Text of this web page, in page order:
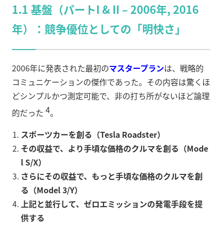
1.1 基盤（パートI & II – 2006年, 2016
年）：競争優位としての「明快さ」
2006年に発表された最初のマスタープランは、戦略的
コミュニケーションの傑作であった。その内容は驚くほ
どシンプルかつ測定可能で、非の打ち所がないほど論理
的だった 4。
スポーツカーを創る（Tesla Roadster）
その収益で、より手頃な価格のクルマを創る（Mode
l S/X）
さらにその収益で、もっと手頃な価格のクルマを創
る（Model 3/Y）
上記と並行して、ゼロエミッションの発電手段を提
供する